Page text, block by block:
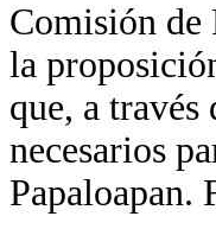
Comisión de
la
que, a
necesarios
Papaloapan.